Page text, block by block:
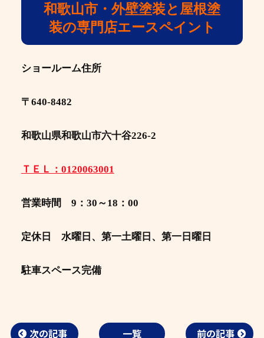
和歌山市・外壁塗装と屋根塗
装の専門店エースペイント
ショールーム住所
〒640-8482
和歌山県和歌山市六十谷226-2
ＴＥＬ：0120063001
営業時間 9：30～18：00
定休日 水曜日、第一土曜日、第一日曜日
駐車スペース完備
次の記事 一覧 前の記事